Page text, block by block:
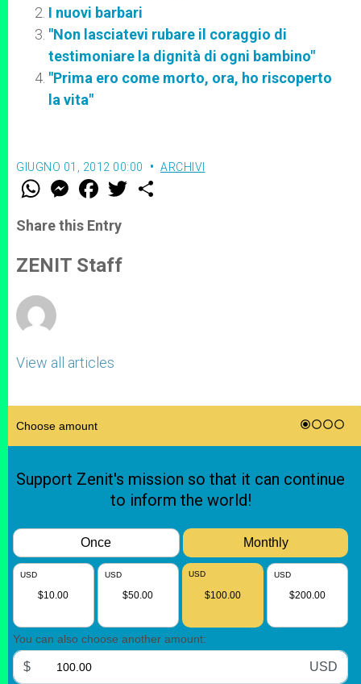
I nuovi barbari
"Non lasciatevi rubare il coraggio di
testimoniare la dignità di ogni bambino"
"Prima ero come morto, ora, ho riscoperto
la vita"
GIUGNO 01, 2012 00:00 ARCHIVI
W
t
s
p
p
M
e
s
e
g
e
F
a
e
b
o
k
w
Share this Entry
ZENIT Staff
View all articles